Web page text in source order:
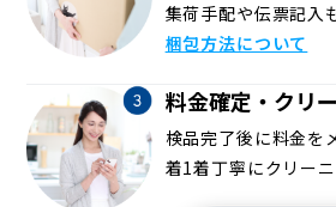
集荷手配や伝票記入
梱包方法について
料金確定・クリ
検品完了後に料金を
着1着丁寧にクリーニ